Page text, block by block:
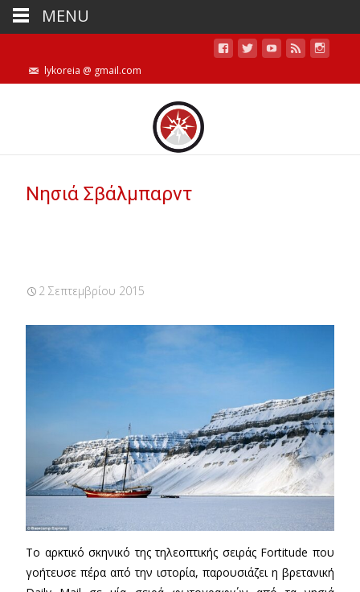
lykoreia @ gmail.com
Νησιά Σβάλμπαρντ
2 Σεπτεμβρίου 2015
Το αρκτικό σκηνικό της τηλεοπτικής σειράς Fortitude που
γοήτευσε πέρα από την ιστορία, παρουσιάζει η βρετανική
MENU